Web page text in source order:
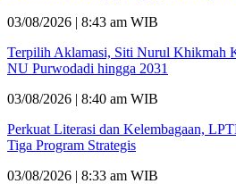
03/08/2026 | 8:43 am WIB
Terpilih Aklamasi, Siti Nurul Khikmah
NU Purwodadi hingga 2031
03/08/2026 | 8:40 am WIB
Perkuat Literasi dan Kelembagaan,
Tiga Program Strategis
03/08/2026 | 8:33 am WIB